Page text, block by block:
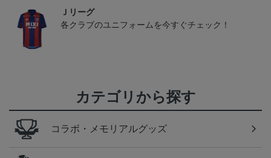
Ｊリーグ
各クラブのユニフォームを今すぐチェック！
カテゴリから探す
コラボ・メモリアルグッズ